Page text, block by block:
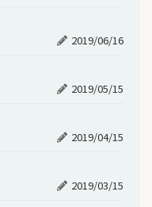
2019/06/16
2019/05/15
2019/04/15
2019/03/15